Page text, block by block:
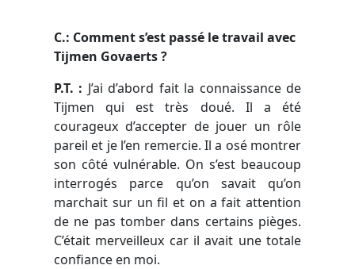
C.: Comment s’est passé le travail avec
Tijmen Govaerts ?
P.T. : J’ai d’abord fait la connaissance de
Tijmen qui est très doué. Il a été
courageux d’accepter de jouer un rôle
pareil et je l’en remercie. Il a osé montrer
son côté vulnérable. On s’est beaucoup
interrogés parce qu’on savait qu’on
marchait sur un fil et on a fait attention
de ne pas tomber dans certains pièges.
C’était merveilleux car il avait une totale
confiance en moi.